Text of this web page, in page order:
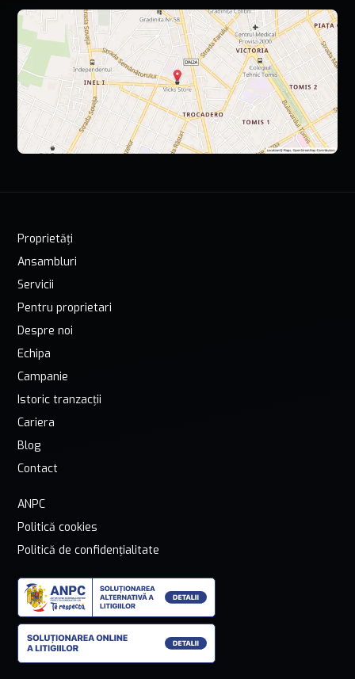
Proprietăți
Ansambluri
Servicii
Pentru proprietari
Despre noi
Echipa
Campanie
Istoric tranzacții
Cariera
Blog
Contact
ANPC
Politică cookies
Politică de confidențialitate